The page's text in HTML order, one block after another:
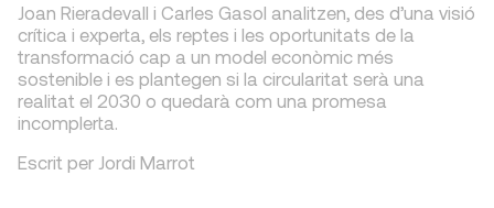
Joan Rieradevall i Carles Gasol analitzen, des d’una visió
crítica i experta, els reptes i les oportunitats de la
transformació cap a un model econòmic més
sostenible i es plantegen si la circularitat serà una
realitat el 2030 o quedarà com una promesa
incomplerta.
Escrit per Jordi Marrot